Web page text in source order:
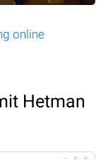
online
Hetman